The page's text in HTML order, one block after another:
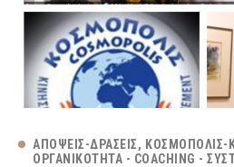
ΑΠΌΨΕΙΣ-ΔΡΆΣΕΙΣ
ΚΟΣΜΟΠΟΛΙΣ-
ΟΡΓΑΝΙΚΌΤΗΤΑ - COACHING -